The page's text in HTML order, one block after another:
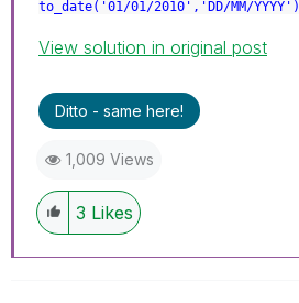
to_date( '01/01/2010','DD/MM/YYYY')
View solution in original post
Ditto - same here!
1,009 Views
3 Likes